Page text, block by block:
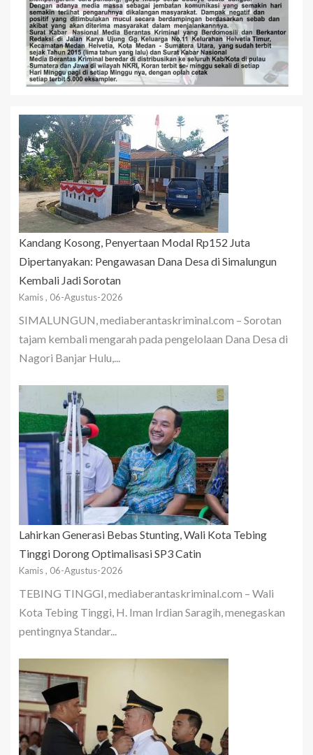
Kandang Kosong, Penyertaan Modal Rp152 Juta
Dipertanyakan: Pengawasan Dana Desa di Simalungun
Kembali Jadi Sorotan
Kamis , 06-Agustus-2026
SIMALUNGUN, mediaberantaskriminal.com – Sorotan
tajam kembali mengarah pada pengelolaan Dana Desa di
Nagori Banjar Hulu,...
Lahirkan Generasi Bebas Stunting, Wali Kota Tebing
Tinggi Dorong Optimalisasi SP3 Catin
Kamis , 06-Agustus-2026
TEBING TINGGI, mediaberantaskriminal.com – Wali
Kota Tebing Tinggi, H. Iman Irdian Saragih, menegaskan
pentingnya Standar...